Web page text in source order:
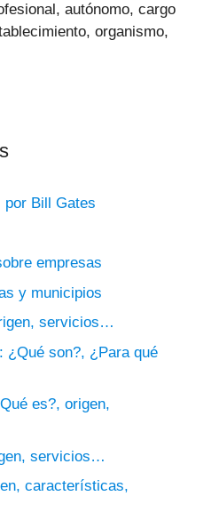
autónomo, cargo
organismo,
por Bill Gates
empresas
y municipios
servicios…
¿Qué son?, ¿Para qué
es?, origen,
servicios…
características,